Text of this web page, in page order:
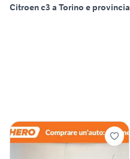
Citroen c3 a Torino e provincia